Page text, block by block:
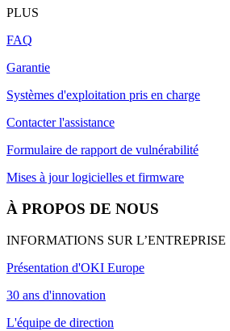
PLUS
FAQ
Garantie
Systèmes d'exploitation pris en charge
Contacter l'assistance
Formulaire de rapport de vulnérabilité
Mises à jour logicielles et firmware
À PROPOS DE NOUS
INFORMATIONS SUR L’ENTREPRISE
Présentation d'OKI Europe
30 ans d'innovation
L'équipe de direction